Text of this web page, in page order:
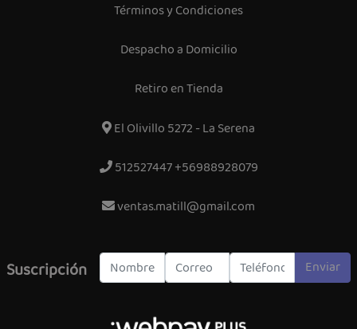
Términos y Condiciones
Despacho a Domicilio
Retiro en Tienda
El Olivillo 5272 - La Serena
512527447 +56988928079
ventas.matill@gmail.com
Suscripción Enviar